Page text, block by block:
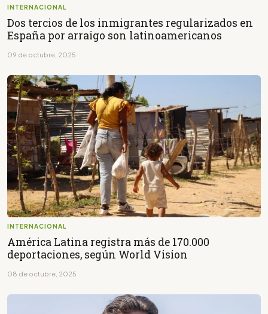
INTERNACIONAL
Dos tercios de los inmigrantes regularizados en
España por arraigo son latinoamericanos
09 de octubre, 2025
INTERNACIONAL
América Latina registra más de 170.000
deportaciones, según World Vision
08 de octubre, 2025